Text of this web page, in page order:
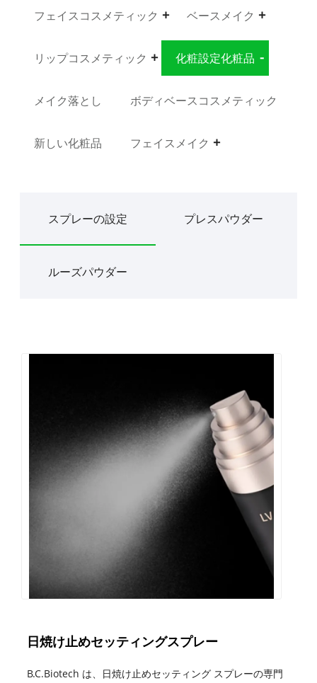
フェイスコスメティック ベースメイク
リップコスメティック 化粧設定化粧品
メイク落とし ボディベースコスメティック
新しい化粧品 フェイスメイク
スプレーの設定 プレスパウダー
ルーズパウダー
日焼け止めセッティングスプレー
B.C.Biotech は、日焼け止めセッティング スプレーの専門